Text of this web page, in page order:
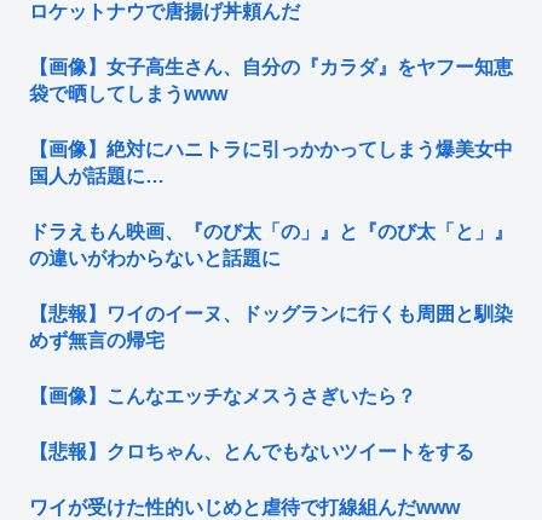
ロケットナウで唐揚げ丼頼んだ
【画像】女子高生さん、自分の『カラダ』をヤフー知恵
袋で晒してしまうwww
【画像】絶対にハニトラに引っかかってしまう爆美女中
国人が話題に…
ドラえもん映画、『のび太「の」』と『のび太「と」』
の違いがわからないと話題に
【悲報】ワイのイーヌ、ドッグランに行くも周囲と馴染
めず無言の帰宅
【画像】こんなエッチなメスうさぎいたら？
【悲報】クロちゃん、とんでもないツイートをする
ワイが受けた性的いじめと虐待で打線組んだwww